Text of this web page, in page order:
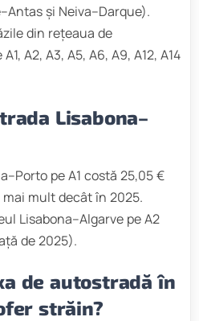
și Neiva–Darque).
din rețeaua de
A2, A3, A5, A6, A9, A12, A14
Lisabona–
pe A1 costă 25,05 €
mult decât în 2025.
Lisabona–Algarve pe A2
de 2025).
de autostradă în
străin?